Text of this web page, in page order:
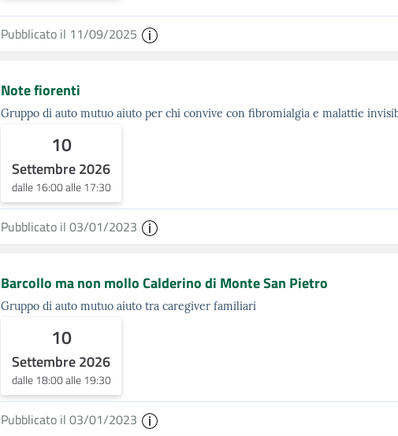
Pubblicato il 11/09/2025
Note fiorenti
Gruppo di auto mutuo aiuto per chi convive con fibromialgia e malattie
10
Settembre 2026
dalle 16:00 alle 17:30
Pubblicato il 03/01/2023
Barcollo ma non mollo Calderino di Monte San Pietro
Gruppo di auto mutuo aiuto tra caregiver familiari
10
Settembre 2026
dalle 18:00 alle 19:30
Pubblicato il 03/01/2023